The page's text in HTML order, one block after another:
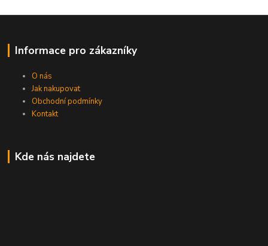
Informace pro zákazníky
O nás
Jak nakupovat
Obchodní podmínky
Kontakt
Kde nás najdete